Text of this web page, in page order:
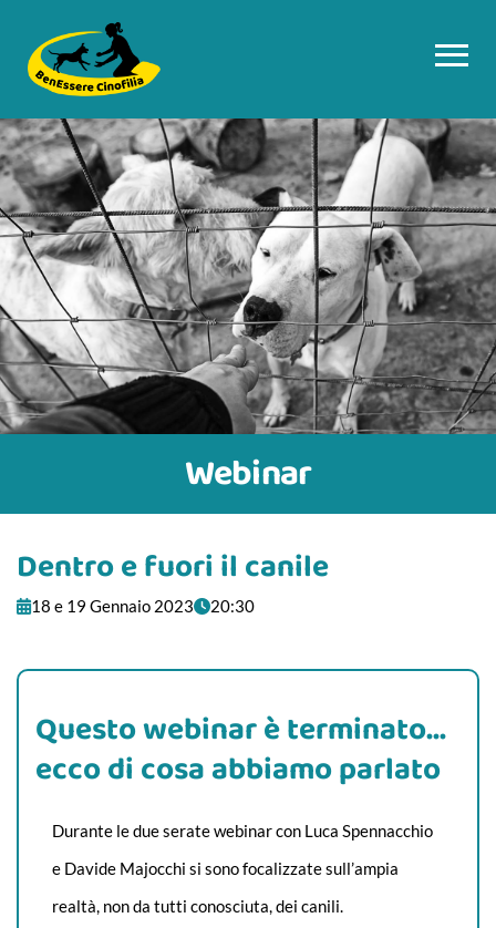
Webinar
Dentro e fuori il canile
18 e 19 Gennaio 2023 20:30
Questo webinar è terminato...
ecco di cosa abbiamo parlato
Durante le due serate webinar con Luca Spennacchio
e Davide Majocchi si sono focalizzate sull’ampia
realtà, non da tutti conosciuta, dei canili.